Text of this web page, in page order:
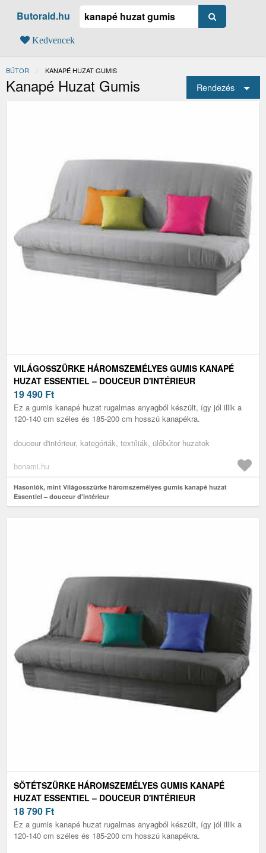
Butoraid.hu
Kedvencek
BÚTOR JELENLEGI:
KANAPÉ HUZAT GUMIS
Kanapé Huzat Gumis Rendezés
VILÁGOSSZÜRKE HÁROMSZEMÉLYES GUMIS KANAPÉ
HUZAT ESSENTIEL – DOUCEUR D'INTÉRIEUR
19 490 Ft
Ez a gumis kanapé huzat rugalmas anyagból készült, így jól illik a
120-140 cm széles és 185-200 cm hosszú kanapékra.
douceur d'intérieur, kategóriák, textíliák, ülőbútor huzatok
bonami.hu
Hasonlók, mint Világosszürke háromszemélyes gumis kanapé huzat
Essentiel – douceur d'intérieur
SÖTÉTSZÜRKE HÁROMSZEMÉLYES GUMIS KANAPÉ
HUZAT ESSENTIEL – DOUCEUR D'INTÉRIEUR
18 790 Ft
Ez a gumis kanapé huzat rugalmas anyagból készült, így jól illik a
120-140 cm széles és 185-200 cm hosszú kanapékra.